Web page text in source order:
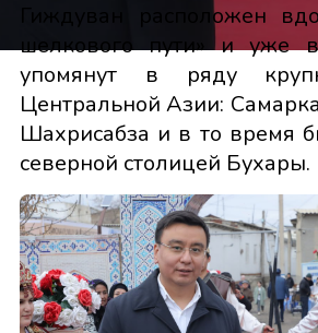
Гиждуван расположен
шелкового пути» и уже
упомянут в ряду
Центральной Азии:
Шахрисабза и в то время
северной столицей Бухары.